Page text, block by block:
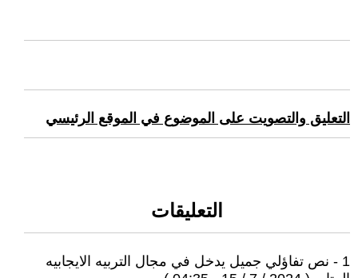
التعليق والتصويت على الموضوع في الموقع الرئيسي
التعليقات
1 - نص تفاؤلي جميل يدخل في مجال التربيه الايجابيه